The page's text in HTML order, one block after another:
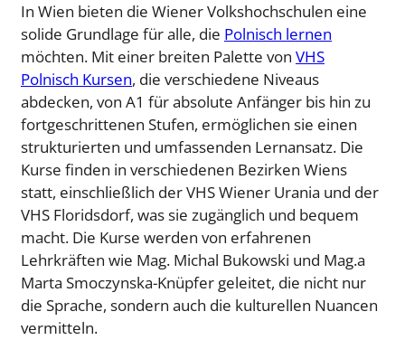
In Wien bieten die Wiener Volkshochschulen eine
solide Grundlage für alle, die Polnisch lernen
möchten. Mit einer breiten Palette von VHS
Polnisch Kursen, die verschiedene Niveaus
abdecken, von A1 für absolute Anfänger bis hin zu
fortgeschrittenen Stufen, ermöglichen sie einen
strukturierten und umfassenden Lernansatz. Die
Kurse finden in verschiedenen Bezirken Wiens
statt, einschließlich der VHS Wiener Urania und der
VHS Floridsdorf, was sie zugänglich und bequem
macht. Die Kurse werden von erfahrenen
Lehrkräften wie Mag. Michal Bukowski und Mag.a
Marta Smoczynska-Knüpfer geleitet, die nicht nur
die Sprache, sondern auch die kulturellen Nuancen
vermitteln.